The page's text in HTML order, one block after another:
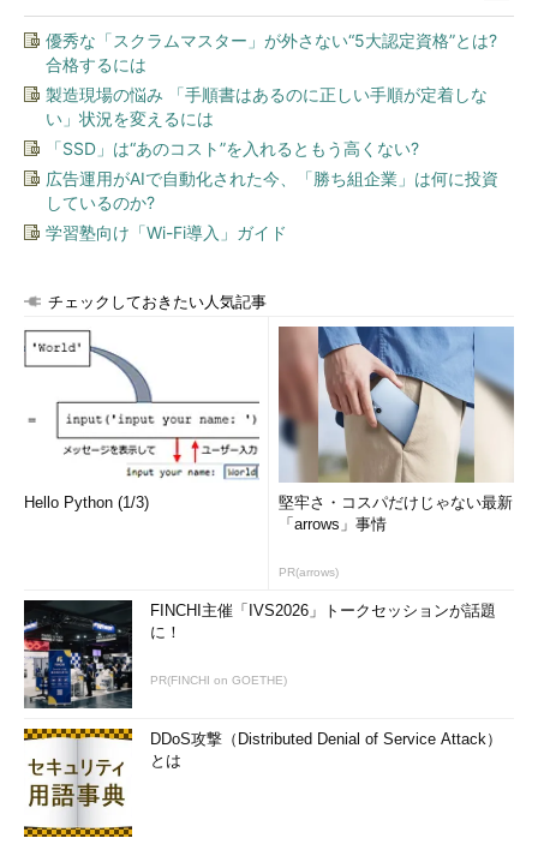
優秀な「スクラムマスター」が外さない“5大認定資格”とは?
合格するには
製造現場の悩み 「手順書はあるのに正しい手順が定着しな
い」状況を変えるには
「SSD」は“あのコスト”を入れるともう高くない?
広告運用がAIで自動化された今、「勝ち組企業」は何に投資
しているのか?
学習塾向け「Wi-Fi導入」ガイド
チェックしておきたい人気記事
Hello Python (1/3)
堅牢さ・コスパだけじゃない最新
「arrows」事情
PR(arrows)
FINCHI主催「IVS2026」トークセッションが話題
に！
PR(FINCHI on GOETHE)
DDoS攻撃（Distributed Denial of Service Attack）
とは